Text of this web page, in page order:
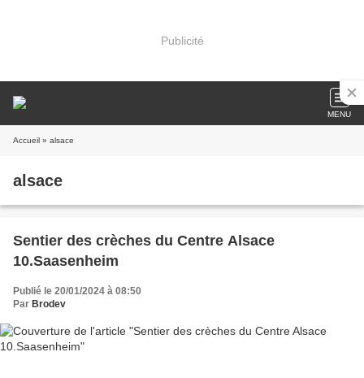
Publicité
MENU
Accueil » alsace
alsace
Sentier des crèches du Centre Alsace
10.Saasenheim
Publié le 20/01/2024 à 08:50
Par Brodev